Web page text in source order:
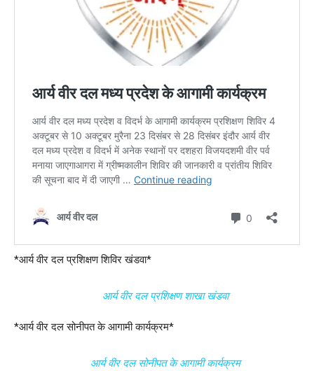
*आर्य वीर दल प्रशिक्षण शिविर खंडवा*
आर्य वीर दल प्रशिक्षण शाखा खंडवा
*आर्य वीर दल सोनीपत के आगामी कार्यक्रम*
आर्य वीर दल सोनीपत के आगामी कार्यक्रम